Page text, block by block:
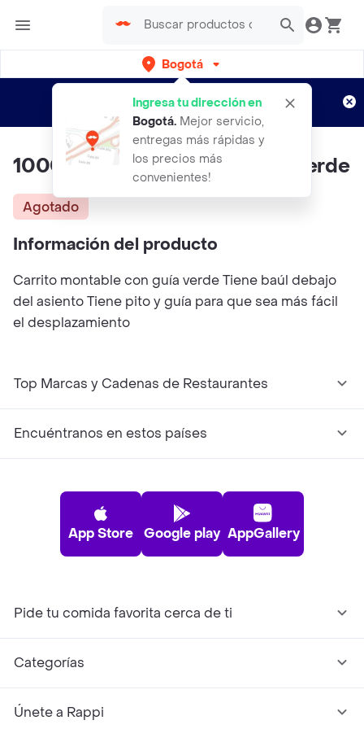
Bogotá
Ingresa tu dirección en
Bogotá. Mejor servicio,
entregas más rápidas y
los precios más
convenientes!
envíos gratis por semanas
Aplican TyC
1000012 Montable Con Guía Verde
Agotado
Información del producto
Carrito montable con guía verde Tiene baúl debajo
del asiento Tiene pito y guía para que sea más fácil
el desplazamiento
Top Marcas y Cadenas de Restaurantes
Encuéntranos en estos países
App Store Google play AppGallery
Pide tu comida favorita cerca de ti
Categorías
Únete a Rappi